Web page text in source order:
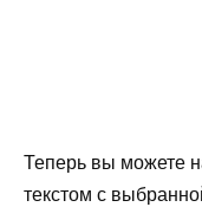
Теперь вы можете
текстом с